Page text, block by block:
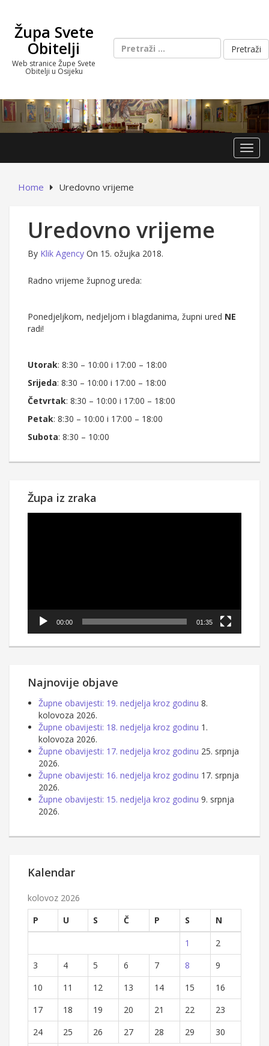
contentŽupa Svete
Obitelji
Web stranice Župe Svete
Obitelji u Osijeku
Pretraži:
Home Uredovno vrijeme
Uredovno vrijeme
By Klik Agency On 15. ožujka 2018.
Radno vrijeme župnog ureda:
Ponedjeljkom, nedjeljom i blagdanima, župni ured NE
radi!
Utorak: 8:30 – 10:00 i 17:00 – 18:00
Srijeda: 8:30 – 10:00 i 17:00 – 18:00
Četvrtak: 8:30 – 10:00 i 17:00 – 18:00
Petak: 8:30 – 10:00 i 17:00 – 18:00
Subota: 8:30 – 10:00
Župa iz zraka
00:00 01:35
Najnovije objave
Župne obavijesti: 19. nedjelja kroz godinu 8.
kolovoza 2026.
Župne obavijesti: 18. nedjelja kroz godinu 1.
kolovoza 2026.
Župne obavijesti: 17. nedjelja kroz godinu 25. srpnja
2026.
Župne obavijesti: 16. nedjelja kroz godinu 17. srpnja
2026.
Župne obavijesti: 15. nedjelja kroz godinu 9. srpnja
2026.
Kalendar
kolovoz 2026
P
U S Č P S
N
1
2
3
4 5 6 7 8
9
10
11 12 13 14 15
16
17
18 19 20 21 22
23
24
25 26 27 28 29
30